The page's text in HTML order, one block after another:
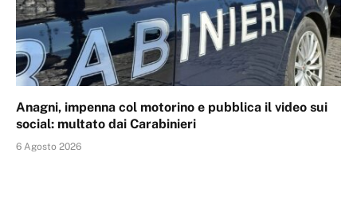
Anagni, impenna col motorino e pubblica il video sui
social: multato dai Carabinieri
6 Agosto 2026